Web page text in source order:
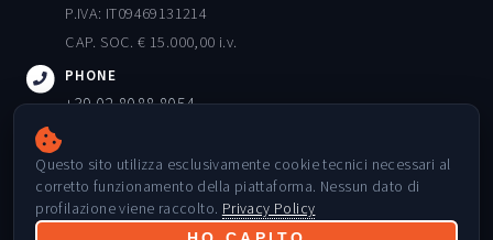
P.IVA: IT09469131214
CAP. SOC. € 15.000,00 i.v.
PHONE
+39 02 8088 8054
info@replio.it
ORARI
Lunedì - Venerdì: 09:00 - 18:00
Questo sito utilizza esclusivamente cookie tecnici necessari al
corretto funzionamento della piattaforma. Nessun dato di
profilazione viene raccolto. Privacy Policy